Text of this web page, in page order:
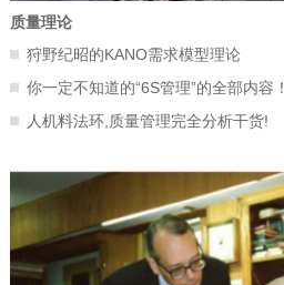
质量理论
狩野纪昭的KANO需求模型理论
你一定不知道的“6S管理”的全部内容！
人机料法环,质量管理完全分析干货!